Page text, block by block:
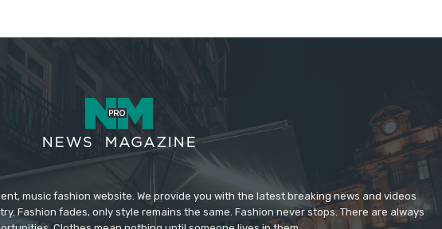
music fashion website. We provide you with the latest breaking news and videos
Fashion fades, only style remains the same. Fashion never stops. There are always